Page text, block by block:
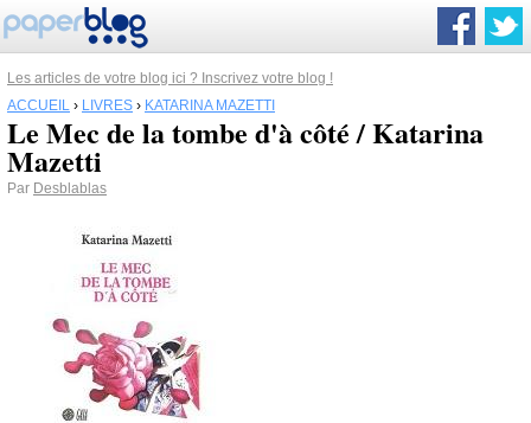
Les articles de votre blog ici ? Inscrivez votre blog !
ACCUEIL › LIVRES › KATARINA MAZETTI
Le Mec de la tombe d'à côté / Katarina
Mazetti
Par Desblablas